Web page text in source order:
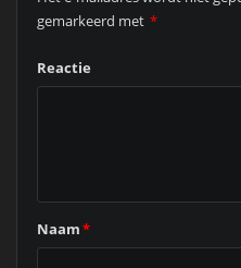
gemarkeerd met *
Reactie
Naam*